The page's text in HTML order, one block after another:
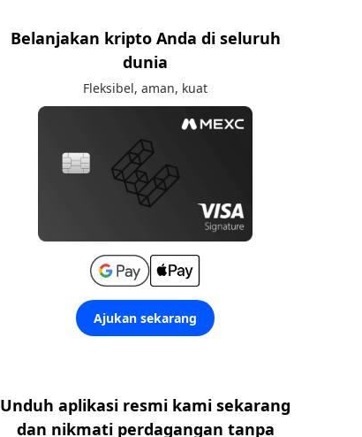
Belanjakan kripto Anda di seluruh
dunia
Fleksibel, aman, kuat
Ajukan sekarang
Unduh aplikasi resmi kami sekarang
dan nikmati perdagangan tanpa